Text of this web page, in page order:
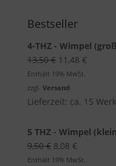
Bestseller
4-THZ - Wimpel
13,50€ Ursprünglicher
Preis
war:
13,50 €
11,48 €
11,48
Enthält 19% MwSt.
zzgl. Versand
Lieferzeit: ca. 15
5 THZ - Wimpel
9,50€ Ursprünglicher
Preis
8,08 €Aktueller
Preis
Enthält 19% MwSt.